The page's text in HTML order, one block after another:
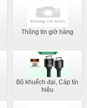
Thông tin giở hàng
Bộ khuếch đại, Cáp tín
hiệu